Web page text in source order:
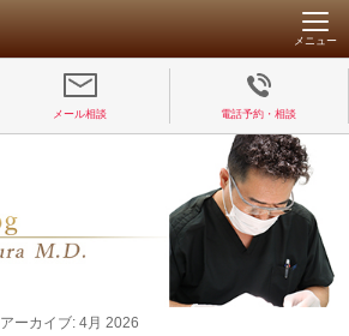
メニュー
メール相談 電話予約・相談
アーカイブ: 4月 2026